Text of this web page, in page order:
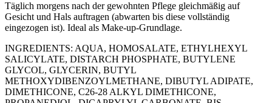
Täglich morgens nach der gewohnten Pflege gleichmäßig auf
Gesicht und Hals auftragen (abwarten bis diese vollständig
eingezogen ist). Ideal als Make-up-Grundlage.
​INGREDIENTS: AQUA, HOMOSALATE, ETHYLHEXYL
SALICYLATE, DISTARCH PHOSPHATE, BUTYLENE
GLYCOL, GLYCERIN, BUTYL
METHOXYDIBENZOYLMETHANE, DIBUTYL ADIPATE,
DIMETHICONE, C26-28 ALKYL DIMETHICONE,